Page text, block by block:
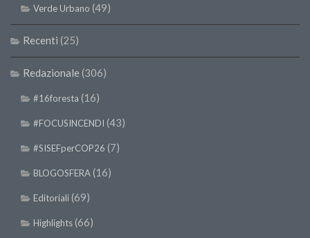
Verde Urbano (49)
Recenti (25)
Redazionale (306)
#16foresta (16)
#FOCUSINCENDI (43)
#SISEFperCOP26 (7)
BLOGOSFERA(16)
Editoriali(69)
Highlights(66)